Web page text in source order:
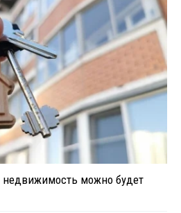
недвижимость можно будет